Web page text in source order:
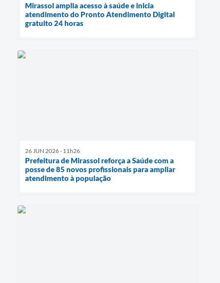
Mirassol amplia acesso à saúde e inicia
atendimento do Pronto Atendimento Digital
gratuito 24 horas
26 JUN 2026 - 11h26
Prefeitura de Mirassol reforça a Saúde com a
posse de 85 novos profissionais para ampliar
atendimento à população